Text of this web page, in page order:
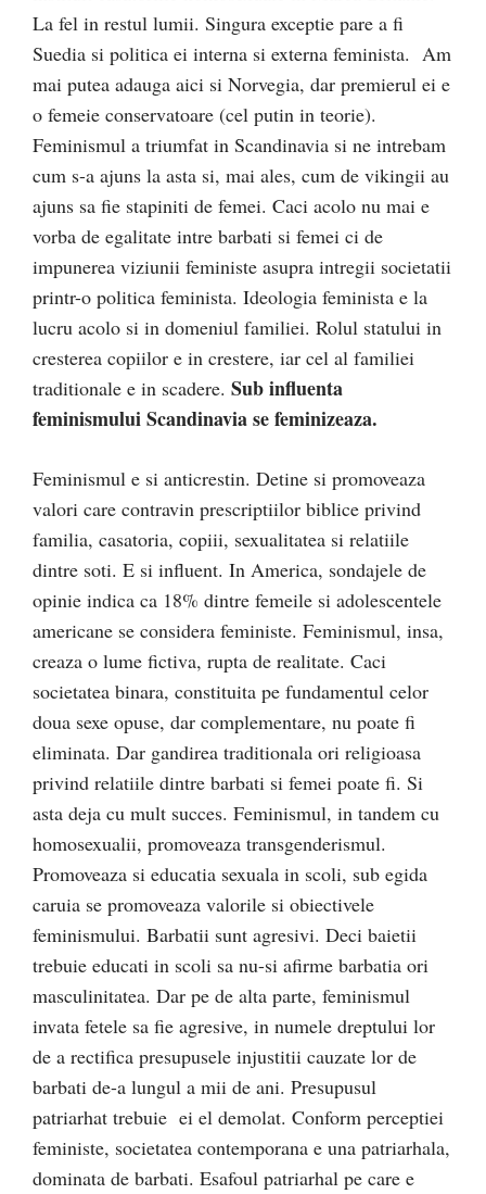
La fel in restul lumii. Singura exceptie pare a fi
Suedia si politica ei interna si externa feminista. Am
mai putea adauga aici si Norvegia, dar premierul ei e
o femeie conservatoare (cel putin in teorie).
Feminismul a triumfat in Scandinavia si ne intrebam
cum s-a ajuns la asta si, mai ales, cum de vikingii au
ajuns sa fie stapiniti de femei. Caci acolo nu mai e
vorba de egalitate intre barbati si femei ci de
impunerea viziunii feministe asupra intregii societatii
printr-o politica feminista. Ideologia feminista e la
lucru acolo si in domeniul familiei. Rolul statului in
cresterea copiilor e in crestere, iar cel al familiei
traditionale e in scadere. Sub influenta
feminismului Scandinavia se feminizeaza.
Feminismul e si anticrestin. Detine si promoveaza
valori care contravin prescriptiilor biblice privind
familia, casatoria, copiii, sexualitatea si relatiile
dintre soti. E si influent. In America, sondajele de
opinie indica ca 18% dintre femeile si adolescentele
americane se considera feministe. Feminismul, insa,
creaza o lume fictiva, rupta de realitate. Caci
societatea binara, constituita pe fundamentul celor
doua sexe opuse, dar complementare, nu poate fi
eliminata. Dar gandirea traditionala ori religioasa
privind relatiile dintre barbati si femei poate fi. Si
asta deja cu mult succes. Feminismul, in tandem cu
homosexualii, promoveaza transgenderismul.
Promoveaza si educatia sexuala in scoli, sub egida
caruia se promoveaza valorile si obiectivele
feminismului. Barbatii sunt agresivi. Deci baietii
trebuie educati in scoli sa nu-si afirme barbatia ori
masculinitatea. Dar pe de alta parte, feminismul
invata fetele sa fie agresive, in numele dreptului lor
de a rectifica presupusele injustitii cauzate lor de
barbati de-a lungul a mii de ani. Presupusul
patriarhat trebuie ei el demolat. Conform perceptiei
feministe, societatea contemporana e una patriarhala,
dominata de barbati. Esafoul patriarhal pe care e